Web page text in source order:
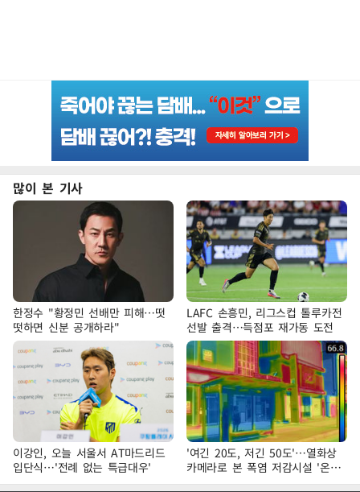
많이 본 기사
한정수 "황정민 선배만 피해…떳
떳하면 신분 공개하라"
LAFC 손흥민, 리그스컵 톨루카전
선발 출격…득점포 재가동 도전
이강인, 오늘 서울서 AT마드리드
입단식…'전례 없는 특급대우'
'여긴 20도, 저긴 50도'…열화상
카메라로 본 폭염 저감시설 '온도
차'